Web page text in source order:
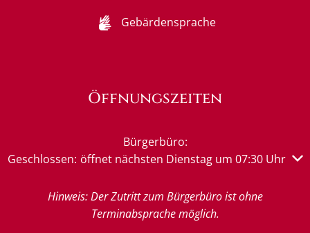
Gebärdensprache
Öffnungszeiten
Bürgerbüro:
Klicken, um weitere Öffnungs- oder Schließzeiten
Geschlossen: öffnet nächsten Dienstag um 07:30 Uhr
Hinweis: Der Zutritt zum Bürgerbüro ist ohne
Terminabsprache möglich.